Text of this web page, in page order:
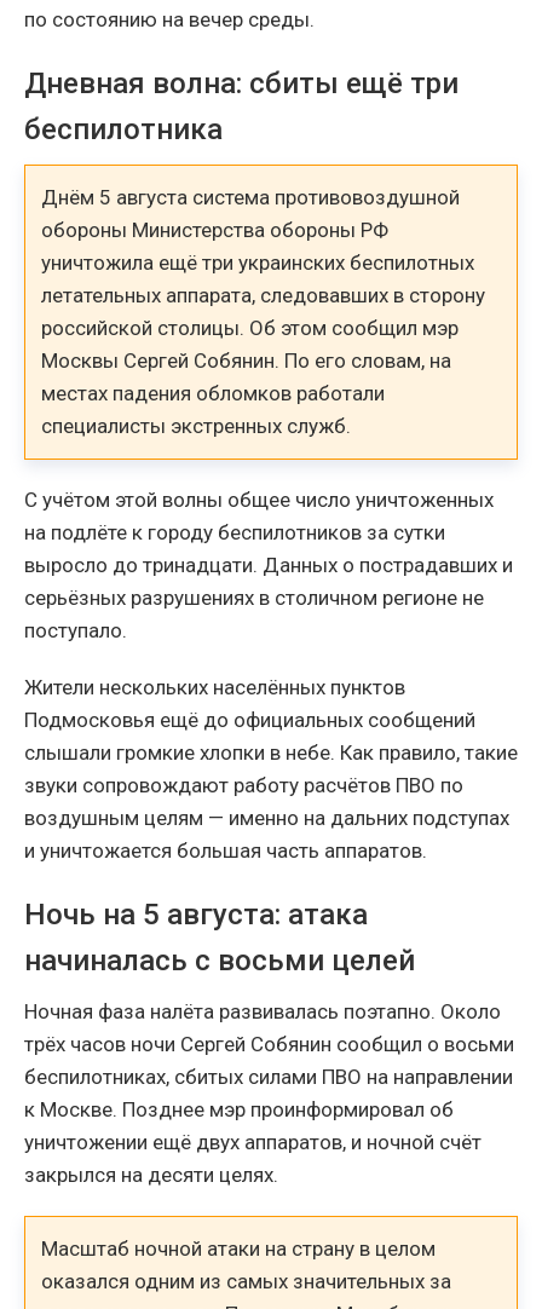
по состоянию на вечер среды.
Дневная волна: сбиты ещё три
беспилотника
Днём 5 августа система противовоздушной
обороны Министерства обороны РФ
уничтожила ещё три украинских беспилотных
летательных аппарата, следовавших в сторону
российской столицы. Об этом сообщил мэр
Москвы Сергей Собянин. По его словам, на
местах падения обломков работали
специалисты экстренных служб.
С учётом этой волны общее число уничтоженных
на подлёте к городу беспилотников за сутки
выросло до тринадцати. Данных о пострадавших и
серьёзных разрушениях в столичном регионе не
поступало.
Жители нескольких населённых пунктов
Подмосковья ещё до официальных сообщений
слышали громкие хлопки в небе. Как правило, такие
звуки сопровождают работу расчётов ПВО по
воздушным целям — именно на дальних подступах
и уничтожается большая часть аппаратов.
Ночь на 5 августа: атака
начиналась с восьми целей
Ночная фаза налёта развивалась поэтапно. Около
трёх часов ночи Сергей Собянин сообщил о восьми
беспилотниках, сбитых силами ПВО на направлении
к Москве. Позднее мэр проинформировал об
уничтожении ещё двух аппаратов, и ночной счёт
закрылся на десяти целях.
Масштаб ночной атаки на страну в целом
оказался одним из самых значительных за